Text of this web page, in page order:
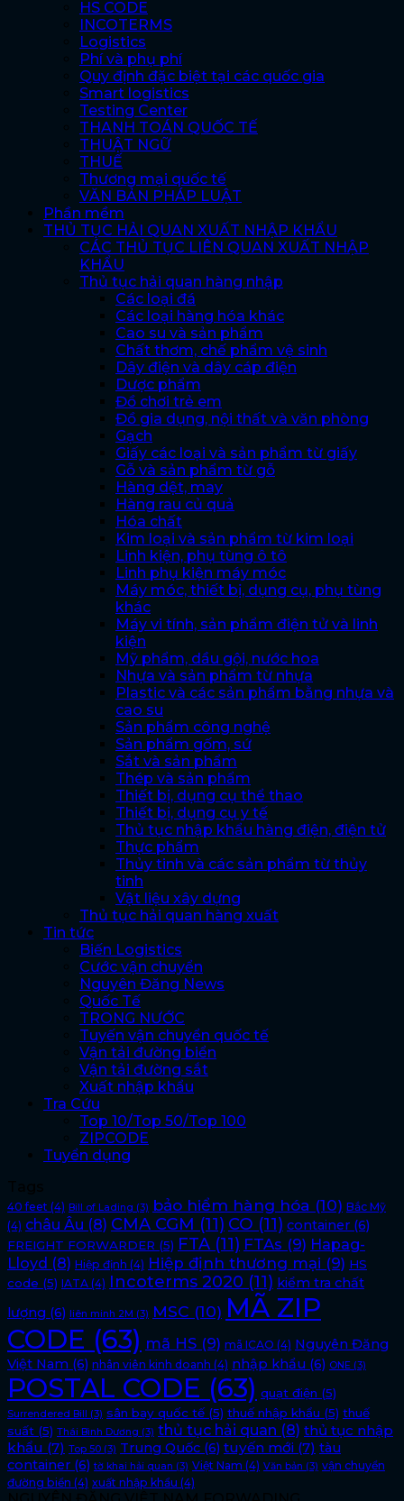
HS CODE
INCOTERMS
Logistics
Phí và phụ phí
Quy định đặc biệt tại các quốc gia
Smart logistics
Testing Center
THANH TOÁN QUỐC TẾ
THUẬT NGỮ
THUẾ
Thương mại quốc tế
VĂN BẢN PHÁP LUẬT
Phần mềm
THỦ TỤC HẢI QUAN XUẤT NHẬP KHẨU
CÁC THỦ TỤC LIÊN QUAN XUẤT NHẬP
KHẨU
Thủ tục hải quan hàng nhập
Các loại đá
Các loại hàng hóa khác
Cao su và sản phẩm
Chất thơm, chế phẩm vệ sinh
Dây điện và dây cáp điện
Dược phẩm
Đồ chơi trẻ em
Đồ gia dụng, nội thất và văn phòng
Gạch
Giấy các loại và sản phẩm từ giấy
Gỗ và sản phẩm từ gỗ
Hàng dệt, may
Hàng rau củ quả
Hóa chất
Kim loại và sản phẩm từ kim loại
Linh kiện, phụ tùng ô tô
Linh phụ kiện máy móc
Máy móc, thiết bị, dụng cụ, phụ tùng
khác
Máy vi tính, sản phẩm điện tử và linh
kiện
Mỹ phẩm, dầu gội, nước hoa
Nhựa và sản phẩm từ nhựa
Plastic và các sản phẩm bằng nhựa và
cao su
Sản phẩm công nghệ
Sản phẩm gốm, sứ
Sắt và sản phẩm
Thép và sản phẩm
Thiết bị, dụng cụ thể thao
Thiết bị, dụng cụ y tế
Thủ tục nhập khẩu hàng điện, điện tử
Thực phẩm
Thủy tinh và các sản phẩm từ thủy
tinh
Vật liệu xây dựng
Thủ tục hải quan hàng xuất
Tin tức
Biến Logistics
Cước vận chuyển
Nguyên Đăng News
Quốc Tế
TRONG NƯỚC
Tuyến vận chuyển quốc tế
Vận tải đường biển
Vận tải đường sắt
Xuất nhập khẩu
Tra Cứu
Top 10/Top 50/Top 100
ZIPCODE
Tuyển dụng
40 feet (4) Bill of Lading (3) bảo hiểm hàng hóa (10) Bắc Mỹ
(4) châu Âu (8) CMA CGM (11) CO (11) container (6)
FREIGHT FORWARDER (5) FTA (11) FTAs (9) Hapag-
Lloyd (8) Hiệp định (4) Hiệp định thương mại (9) HS
code (5) IATA (4) Incoterms 2020 (11) kiểm tra chất
lượng (6) liên minh 2M (3) MSC (10) MÃ ZIP
CODE (63) mã HS (9) mã ICAO (4) Nguyên Đăng
Việt Nam (6) nhân viên kinh doanh (4) nhập khẩu (6) ONE (3)
POSTAL CODE (63) quạt điện (5)
Surrendered Bill (3) sân bay quốc tế (5) thuế nhập khẩu (5) thuế
suất (5) Thái Bình Dương (3) thủ tục hải quan (8) thủ tục nhập
khẩu (7) Top 50 (3) Trung Quốc (6) tuyến mới (7) tàu
container (6) tờ khai hải quan (3) Việt Nam (4) Văn bản (3) vận chuyển
đường biển (4) xuất nhập khẩu (4)